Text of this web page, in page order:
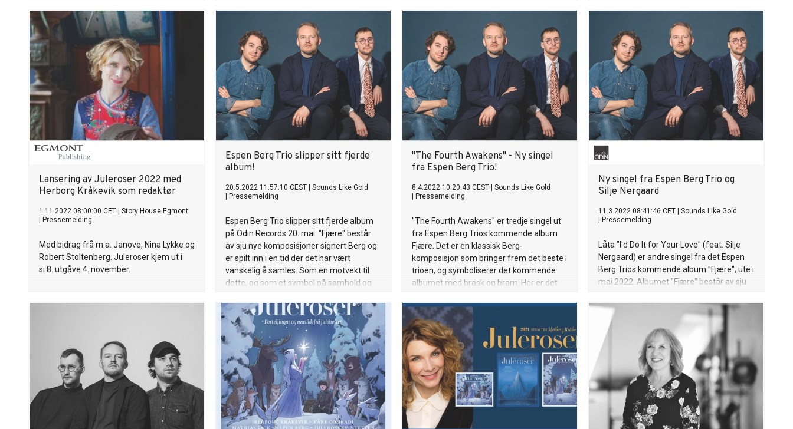
melankolsk musikalsk landskap.
15.mars.
sine eksepsjonelle evner som pianist.
Lansering av Juleroser 2022 med
Herborg Kråkevik som redaktør
1.11.2022 08:00:00 CET
Story House Egmont
Pressemelding
Med bidrag frå m.a. Janove, Nina Lykke og
Robert Stoltenberg. Juleroser kjem ut i
si 8. utgåve 4. november.
Espen Berg Trio slipper sitt fjerde
album!
20.5.2022 11:57:10 CEST
Sounds Like Gold
Pressemelding
Espen Berg Trio slipper sitt fjerde album
på Odin Records 20. mai. "Fjære" består
av sju nye komposisjoner signert Berg og
er spilt inn i en tid der det har vært
vanskelig å samles. Som en motvekt til
dette, og som et symbol på samhold og
med seg gjesteartister i studio: Mathias
Eick (trompet), Hanna Paulsberg (sax) og
Silje Nergaard (vokal). Albumet er på
mange måter en naturlig evolusjon av
trioens allerede etablerte kvaliteter, men
byr på flere overraskelser underveis.
Michael Scott Hartung i Propeller Music
Division har også løftet musikken
ytterligere med en gjennomarbeidet og
detaljert produksjon.
"The Fourth Awakens" - Ny singel
fra Espen Berg Trio!
8.4.2022 10:20:43 CEST
Sounds Like Gold
Pressemelding
"The Fourth Awakens" er tredje singel ut
fra Espen Berg Trios kommende album
Fjære. Det er en klassisk Berg-
komposisjon som bringer frem det beste i
trioen, og symboliserer det kommende
albumet med brask og bram. Her er det
utbrudd og kraftfulle polyrytmer, før det
ender i en konkluderende, asymmetrisk
Robert Glasper-inspirert neo soul-groove.
Ny singel fra Espen Berg Trio og
Silje Nergaard
11.3.2022 08:41:46 CET
Sounds Like Gold
Pressemelding
Låta "I'd Do It for Your Love" (feat. Silje
Nergaard) er andre singel fra det Espen
Berg Trios kommende album "Fjære", ute i
mai 2022. Albumet "Fjære" består av sju
inn i en tid der det har vært vanskelig å
samles. Som en motvekt til dette, og som
et symbol på samhold og vennskap har
trioen for første gang tatt med seg
gjesteartister i studio: Mathias Eick
(trompet), Hanna Paulsberg (sax) og Silje
Nergaard (vokal).